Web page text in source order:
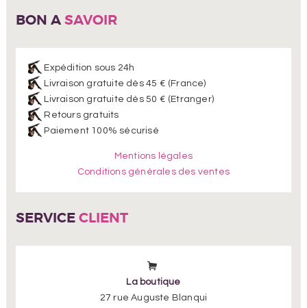
BON A SAVOIR
Expédition sous 24h
Livraison gratuite dès 45 € (France)
Livraison gratuite dès 50 € (Etranger)
Retours gratuits
Paiement 100% sécurisé
Mentions légales
Conditions générales des ventes
SERVICE CLIENT
La boutique
27 rue Auguste Blanqui